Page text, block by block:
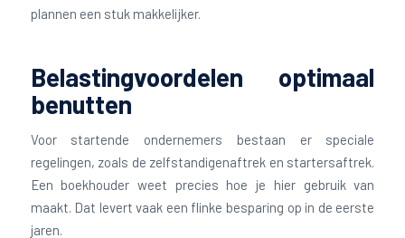
plannen een stuk makkelijker.
Belastingvoordelen optimaal
benutten
Voor startende ondernemers bestaan er speciale
regelingen, zoals de zelfstandigenaftrek en startersaftrek.
Een boekhouder weet precies hoe je hier gebruik van
maakt. Dat levert vaak een flinke besparing op in de eerste
jaren.